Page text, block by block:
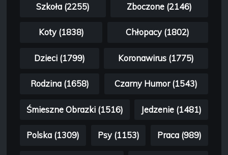
Szkoła (2255) Zboczone (2146)
Koty (1838) Chłopacy (1802)
Dzieci (1799) Koronawirus (1775)
Rodzina (1658) Czarny Humor (1543)
Śmieszne Obrazki (1516) Jedzenie (1481)
Polska (1309) Psy (1153) Praca (989)